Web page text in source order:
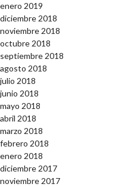
enero 2019
diciembre 2018
noviembre 2018
octubre 2018
septiembre 2018
agosto 2018
julio 2018
junio 2018
mayo 2018
abril 2018
marzo 2018
febrero 2018
enero 2018
diciembre 2017
noviembre 2017